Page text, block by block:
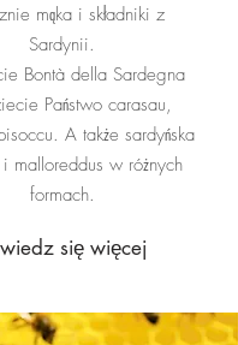
mąka i składniki z
Sardynii.
Bontà della Sardegna
Państwo carasau,
A także sardyńska
malloreddus w różnych
formach.
się więcej